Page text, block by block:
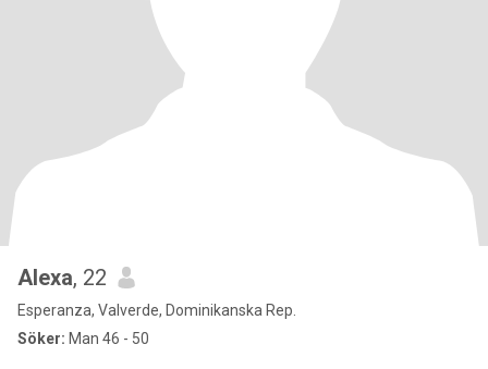
Alexa, 22
Esperanza, Valverde, Dominikanska Rep.
Söker: Man 46 - 50